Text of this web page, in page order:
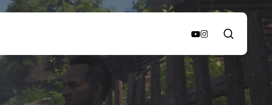
search
youtube
instagram